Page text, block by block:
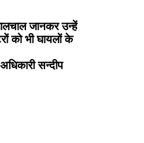
जानकर उन्हें
को भी घायलों के
सन्दीप